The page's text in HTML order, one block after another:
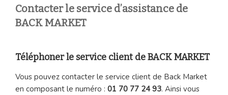
Contacter le service d’assistance de
BACK MARKET
Téléphoner le service client de BACK MARKET
Vous pouvez contacter le service client de Back Market
en composant le numéro : 01 70 77 24 93. Ainsi vous